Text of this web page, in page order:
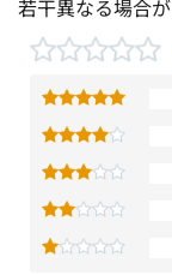
若干異なる場合が